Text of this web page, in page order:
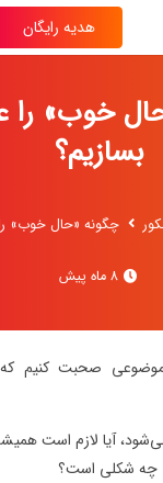
هدیه رایگان
خوب» را
بسازیم؟
چگونه «حال خوب» را
8 ماه پیش
موضوعی صحبت کنیم
آیا لازم است
چه شکلی است؟
رایگان